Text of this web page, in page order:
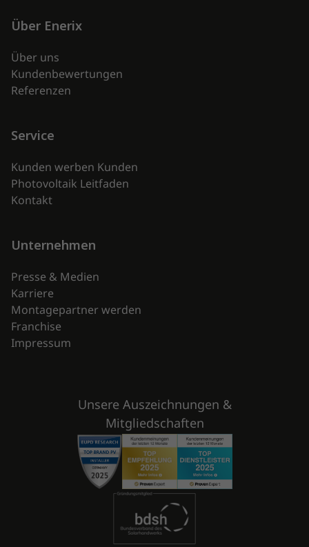
Über Enerix
Über uns
Kundenbewertungen
Referenzen
Service
Kunden werben Kunden
Photovoltaik Leitfaden
Kontakt
Unternehmen
Presse & Medien
Karriere
Montagepartner werden
Franchise
Impressum
Unsere Auszeichnungen &
Mitgliedschaften